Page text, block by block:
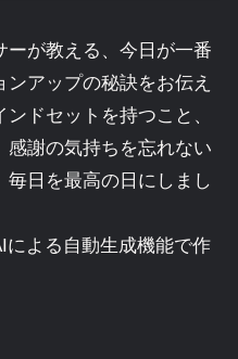
ーが教える、今日が一番
アップの秘訣をお伝え
ドセットを持つこと、
感謝の気持ちを忘れない
毎日を最高の日にしまし
による自動生成機能で作